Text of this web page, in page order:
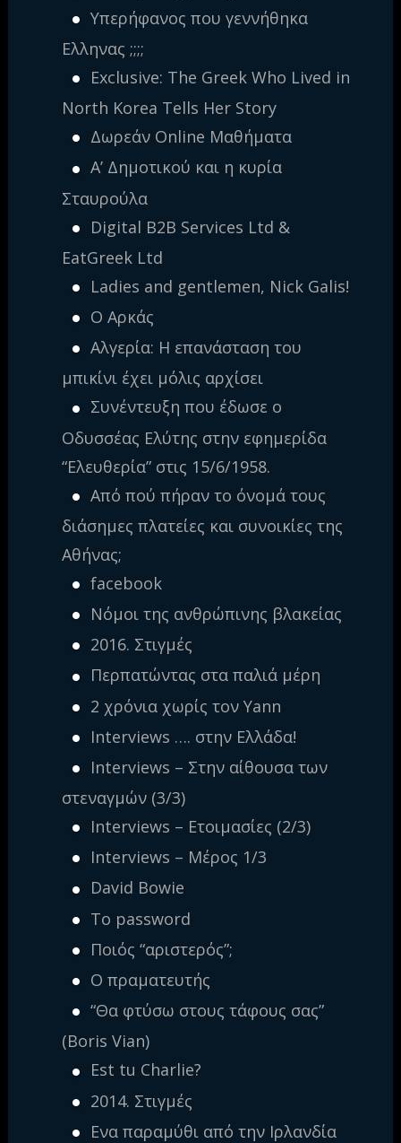
Υπερήφανος που γεννήθηκα
Ελληνας ;;;;
Exclusive: The Greek Who Lived in
North Korea Tells Her Story
Δωρεάν Online Μαθήματα
Α’ Δημοτικού και η κυρία
Σταυρούλα
Digital B2B Services Ltd &
EatGreek Ltd
Ladies and gentlemen, Nick Galis!
Ο Αρκάς
Αλγερία: H επανάσταση του
μπικίνι έχει μόλις αρχίσει
Συνέντευξη που έδωσε ο
Οδυσσέας Ελύτης στην εφημερίδα
“Ελευθερία” στις 15/6/1958.
Από πού πήραν το όνομά τους
διάσημες πλατείες και συνοικίες της
Αθήνας;
facebook
Νόμοι της ανθρώπινης βλακείας
2016. Στιγμές
Περπατώντας στα παλιά μέρη
2 χρόνια χωρίς τον Yann
Interviews …. στην Ελλάδα!
Interviews – Στην αίθουσα των
στεναγμών (3/3)
Interviews – Ετοιμασίες (2/3)
Interviews – Μέρος 1/3
David Bowie
Το password
Ποιός “αριστερός”;
Ο πραματευτής
“Θα φτύσω στους τάφους σας”
(Boris Vian)
Est tu Charlie?
2014. Στιγμές
Ενα παραμύθι από την Ιρλανδία